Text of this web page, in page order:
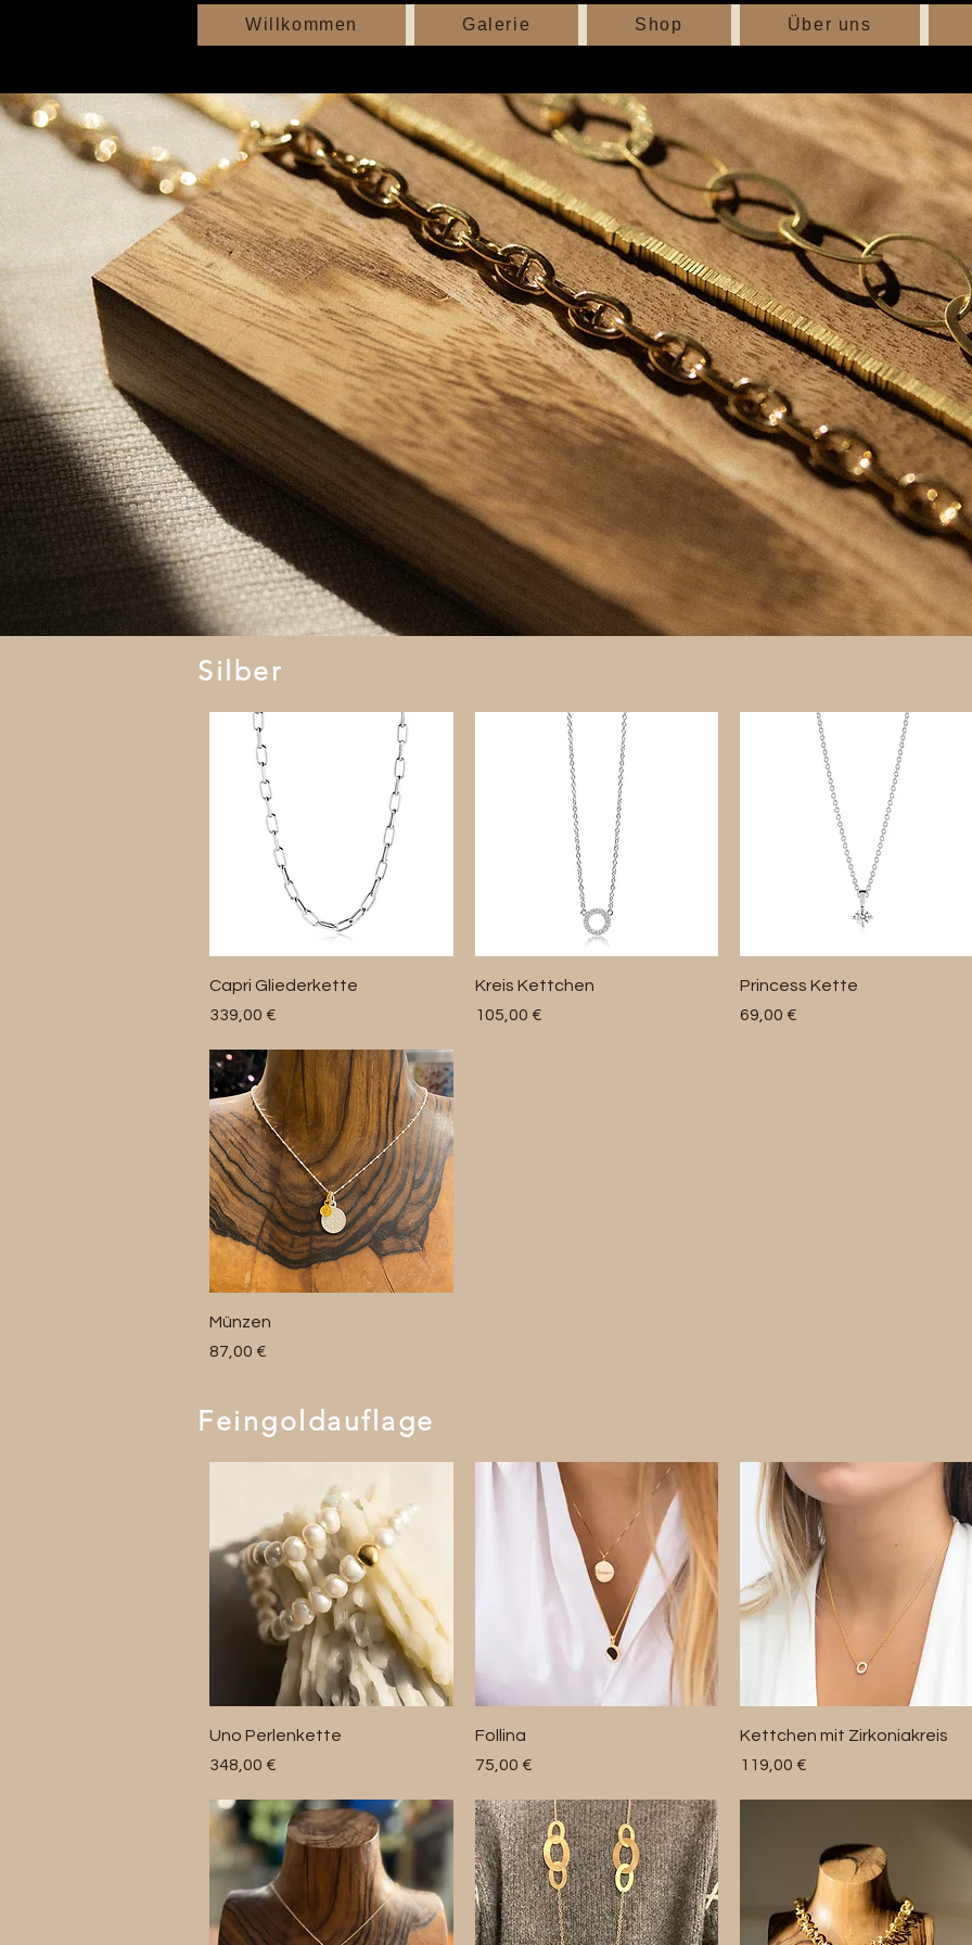
Willkommen Galerie Shop Über uns
Silber
Schnellansicht
Capri Gliederkette
Preis
339,00 €
Schnellansicht
Kreis Kettchen
Preis
105,00 €
Schnellansicht
Princess Kette
Preis
69,00 €
Münzen
Preis
87,00 €
Feingoldauflage
Schnellansicht
Uno Perlenkette
Preis
348,00 €
Follina
Preis
75,00 €
Schnellansicht
Kettchen mit Zirkoniakreis
Preis
119,00 €